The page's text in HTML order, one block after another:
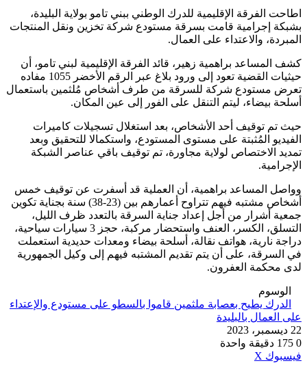
اطاحت الفرقة الإقليمية للدرك الوطني ببني تامو بولاية البليدة،
بشبكة إجرامية قامت بسرقة مستودع شركة تخزين ونقل المنتجات
المبردة، والاعتداء على العمال.
كشف المساعد براهمية زهير، قائد الفرقة الإقليمية لبني تامو، أن
حيثيات القضية تعود إلى ورود بلاغ عبر الرقم الأخضر 1055 مفاده
تعرض مستودع شركة للسرقة من طرف أشخاص مُلثمين باستعمال
أسلحة بيضاء، ليتم التنقل على الفور إلى عين المكان.
حيث تم توقيف أحد الأشخاص، بعد استغلال تسجيلات كاميرات
الفيديو المُثبتة على مستوى المستودع، واستكمالا للتحقيق وبعد
تمديد الاختصاص لولاية مجاورة، تم توقيف باقي عناصر الشبكة
الإجرامية.
وواصل المساعد براهمية، أن العملية قد أسفرت عن توقيف خمس
أشخاص مشتبه فيهم تتراوح أعمارهم بين (23-38) سنة بجناية تكوين
جمعية أشرار من أجل إعداد جناية السرقة بالتعدد ظرف الليل،
التسلق، الكسر، العنف واستحضار مركبة، حجز 3 سيارات سياحية،
دراجة نارية، هواتف نقالة، أسلحة بيضاء ومعدات حديدية استعملت
في السرقة، على أن يتم تقديم المشتبه فيهم إلى وكيل الجمهورية
لدى محكمة العفرون.
الوسوم
الدرك يطيح بعصابة ملثمين قاموا بالسطو على مستودع والإعتداء
على العمال بالبليدة
22 ديسمبر، 2023
0
دقيقة واحدة
فيسبوك ‫X